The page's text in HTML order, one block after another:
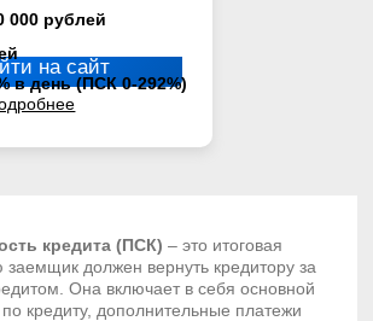
000 рублей
в день (ПСК 0-292%)
на сайт
кредита (ПСК) – это итоговая
должен вернуть кредитору за
Она включает в себя основной
кредиту, дополнительные платежи